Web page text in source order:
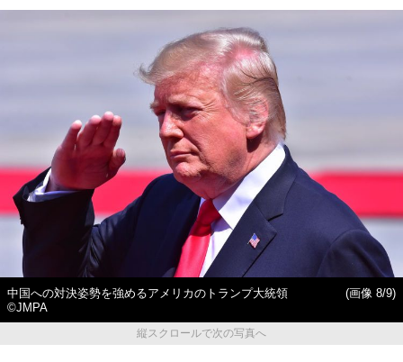
中国への対決姿勢を強めるアメリカのトランプ大統領
©JMPA
(画像 8/9)
縦スクロールで次の写真へ